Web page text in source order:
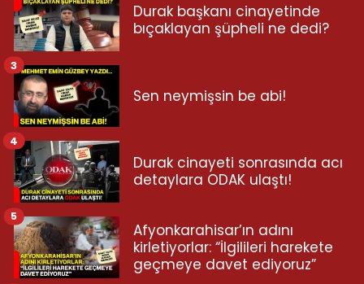
Durak başkanı cinayetinde
bıçaklayan şüpheli ne dedi?
Sen neymişsin be abi!
3
Durak cinayeti sonrasında acı
detaylara ODAK ulaştı!
4
Afyonkarahisar’ın adını
kirletiyorlar: “İlgilileri harekete
geçmeye davet ediyoruz”
5